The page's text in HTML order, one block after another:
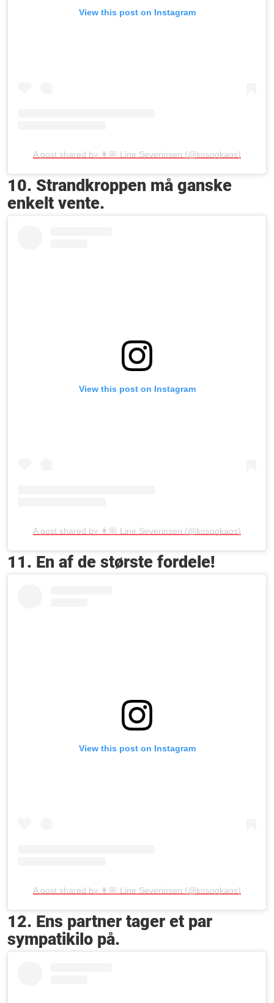
View this post on Instagram
A post shared by 👩🏼 Line Severinsen (@kosogkaos)
10. Strandkroppen må ganske
enkelt vente.
View this post on Instagram
A post shared by 👩🏼 Line Severinsen (@kosogkaos)
11. En af de største fordele!
View this post on Instagram
A post shared by 👩🏼 Line Severinsen (@kosogkaos)
12. Ens partner tager et par
sympatikilo på.